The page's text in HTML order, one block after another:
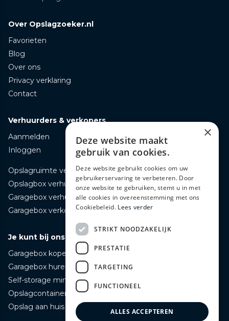
Over Opslagzoeker.nl
Favorieten
Blog
Over ons
Privacy verklaring
Contact
Verhuurders & verkopers
Aanmelden
Inloggen
Opslagruimte verhuren
Opslagbox verhuren
Garagebox verhuren
Garagebox verkopen
Je kunt bij ons terecht voor
Garagebox kopen
Garagebox huren
Self-storage mini opslag huren
Opslagcontainer huren
Opslag aan huis bezorgd huren
×
Deze website maakt
gebruik van cookies.
Deze website gebruikt cookies om uw
gebruikerservaring te verbeteren. Door
onze website te gebruiken, stemt u in met
alle cookies in overeenstemming met ons
Cookiebeleid. Lees verder
STRIKT NOODZAKELIJK
PRESTATIE
TARGETING
FUNCTIONEEL
ALLES ACCEPTEREN